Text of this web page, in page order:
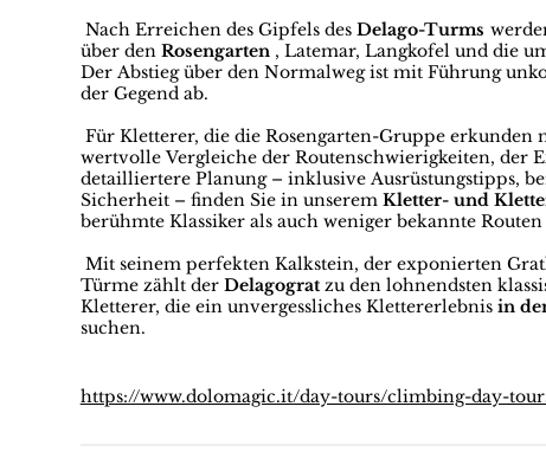
Nach Erreichen des Gipfels desDelago-Turms
über denRosengarten , Latemar, Langkofel und die
Der Abstieg über den Normalweg ist mit Führung
der Gegend ab.
Für Kletterer, die die Rosengarten-Gruppe erkunden
wertvolle Vergleiche der Routenschwierigkeiten, der
detailliertere Planung – inklusive Ausrüstungstipps,
Sicherheit – finden Sie in unseremKletter- und
berühmte Klassiker als auch weniger bekannte
Mit seinem perfekten Kalkstein, der exponierten
Türme zählt derDelagograt zu den lohnendsten
Kletterer, die ein unvergessliches Klettererlebnisin
suchen.
https://www.dolomagic.it/day-tours/climbing-day-